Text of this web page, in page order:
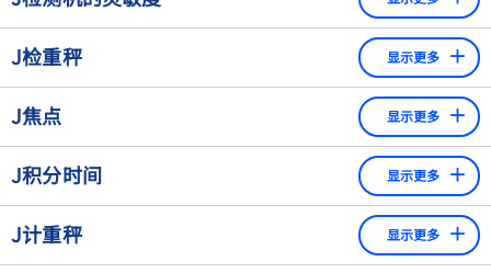
间。对分辨率的选择导致了这样的假设：较低的检测机分
辨率会导致更好的检测灵敏度。
这一假设只能得到部分证实：如果将0.4 mm的检测机与
0.1 mm的检测机进行比较，后者的面积要小四倍，但需
要四倍的X射线能量才能产生质量相当的图像。如果在这
两种情况下使用相同的能量，那么只有在显著降低产量的
情况下才能实现可比的质量。
在实践中，0.4 mm至0.8 mm的检测机分辨率已被接受。
在隧道形状的开口内，金属检测机的探测灵敏度是不均匀
的。这是由于检测机隧道内的场分布与发射器/接收器的距离
有关。与发射器/接收器的距离越远，探测灵敏度越低。
J检重秤 显示更多
动态检重秤，也称为检重秤、自动秤或错误地称为“皮带
秤”（实际上皮带秤用于散装物料称重），用于生产单件货
物以监控、分类（分级）甚至影响（重量）。它们根据例如
FPV（本地成品包装法规）等标准，通过灌装机的直接校正反
馈控制（趋势控制器，趋势控制）。这是对所有生产产品的
全自动称重（百分百控制），其中产品在称重传送带上称
重，无需停止，即处于动态状态。在这种情况下，决定秤必
J焦点 显示更多
X光源的尺寸（"焦点"）是由电子束撞击阳极时的尺寸决
定的。它可以影响检测结果。
如果异物被宽光源照射，其核心阴影和光区之间的会
有"模糊"过渡。这种过渡被称为半影。
J积分时间 显示更多
瞬时称重信号在衡器中进行累计和平均的时间。 ​
积分时间长，抑制干扰效果好，积分时间短，可以快速响
J计重秤 显示更多